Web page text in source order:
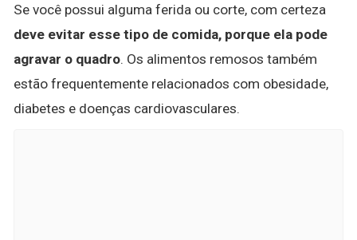
Se você possui alguma ferida ou corte, com certeza
deve evitar esse tipo de comida, porque ela pode
agravar o quadro. Os alimentos remosos também
estão frequentemente relacionados com obesidade,
diabetes e doenças cardiovasculares.